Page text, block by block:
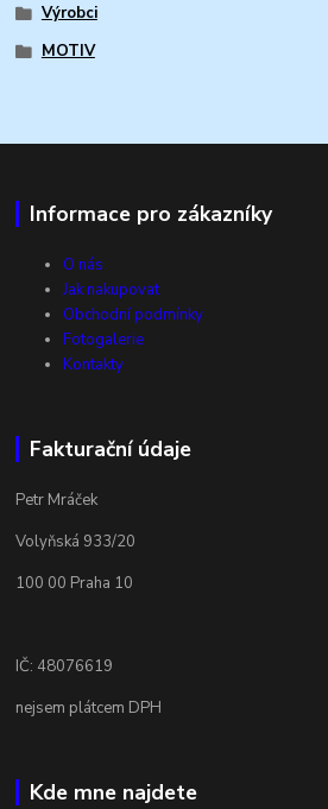
Výrobci
MOTIV
Informace pro zákazníky
O nás
Jak nakupovat
Obchodní podmínky
Fotogalerie
Kontakty
Fakturační údaje
Petr Mráček
Volyňská 933/20
100 00 Praha 10
IČ: 48076619
nejsem plátcem DPH
Kde mne najdete